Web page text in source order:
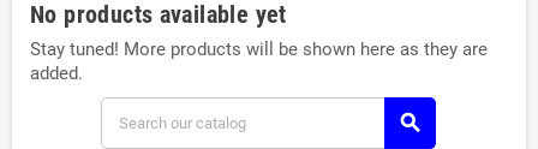
No products available yet
Stay tuned! More products will be shown here as they are
added.
search